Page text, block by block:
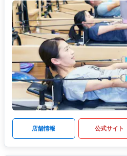
店舗情報 公式サイト